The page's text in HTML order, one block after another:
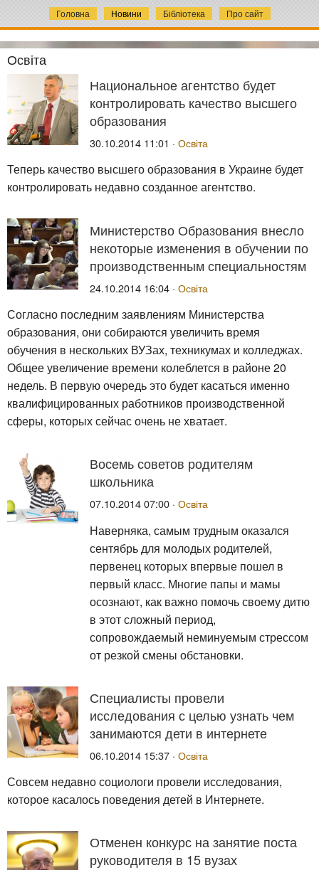
Головна Новини Бібліотека Про сайт
Освіта
Национальное агентство будет
контролировать качество высшего
образования
30.10.2014 11:01 · Освіта
Теперь качество высшего образования в Украине будет
контролировать недавно созданное агентство.
Министерство Образования внесло
некоторые изменения в обучении по
производственным специальностям
24.10.2014 16:04 · Освіта
Согласно последним заявлениям Министерства
образования, они собираются увеличить время
обучения в нескольких ВУЗах, техникумах и колледжах.
Общее увеличение времени колеблется в районе 20
недель. В первую очередь это будет касаться именно
квалифицированных работников производственной
сферы, которых сейчас очень не хватает.
Восемь советов родителям
школьника
07.10.2014 07:00 · Освіта
Наверняка, самым трудным оказался
сентябрь для молодых родителей,
первенец которых впервые пошел в
первый класс. Многие папы и мамы
осознают, как важно помочь своему дитю
в этот сложный период,
сопровождаемый неминуемым стрессом
от резкой смены обстановки.
Специалисты провели
исследования с целью узнать чем
занимаются дети в интернете
06.10.2014 15:37 · Освіта
Совсем недавно социологи провели исследования,
которое касалось поведения детей в Интернете.
Отменен конкурс на занятие поста
руководителя в 15 вузах